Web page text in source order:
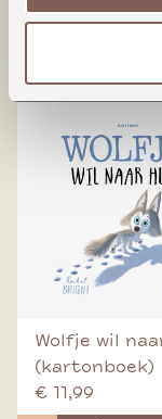
€ 15,99
Wolfje wil
(kartonboek)
€ 11,99